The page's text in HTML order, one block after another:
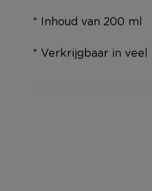
* Inhoud van 200 ml
* Verkrijgbaar in